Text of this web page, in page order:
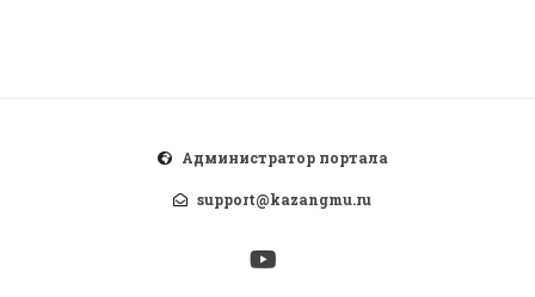
Администратор портала
support@kazangmu.ru